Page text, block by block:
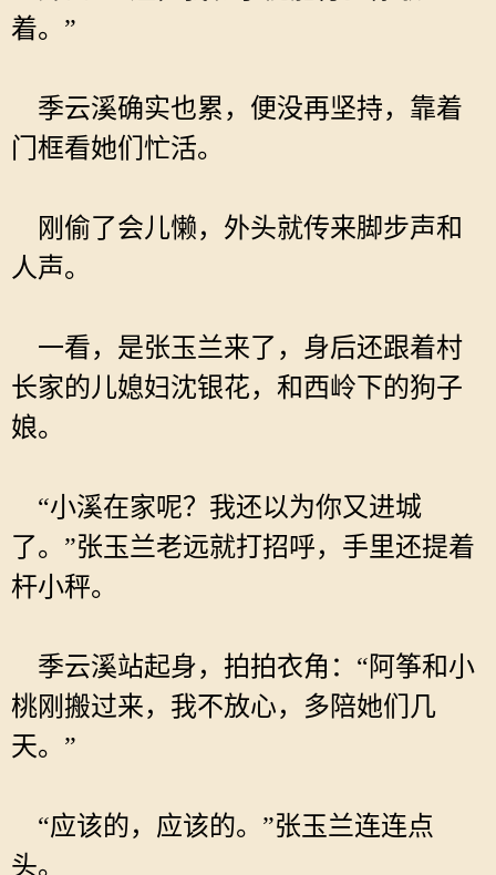
着。”
季云溪确实也累，便没再坚持，靠着
门框看她们忙活。
刚偷了会儿懒，外头就传来脚步声和
人声。
一看，是张玉兰来了，身后还跟着村
长家的儿媳妇沈银花，和西岭下的狗子
娘。
“小溪在家呢？我还以为你又进城
了。”张玉兰老远就打招呼，手里还提着
杆小秤。
季云溪站起身，拍拍衣角：“阿筝和小
桃刚搬过来，我不放心，多陪她们几
天。”
“应该的，应该的。”张玉兰连连点
头。